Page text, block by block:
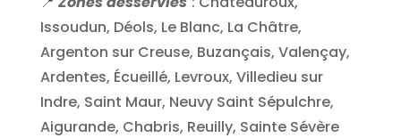
Issoudun, Déols, Le Blanc, La Châtre,
Argenton sur Creuse, Buzançais, Valençay,
Ardentes, Écueillé, Levroux, Villedieu sur
Indre, Saint Maur, Neuvy Saint Sépulchre,
Aigurande, Chabris, Reuilly, Sainte Sévère